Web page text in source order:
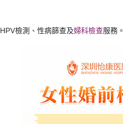
檢測、性病篩查及婦科檢查服務。